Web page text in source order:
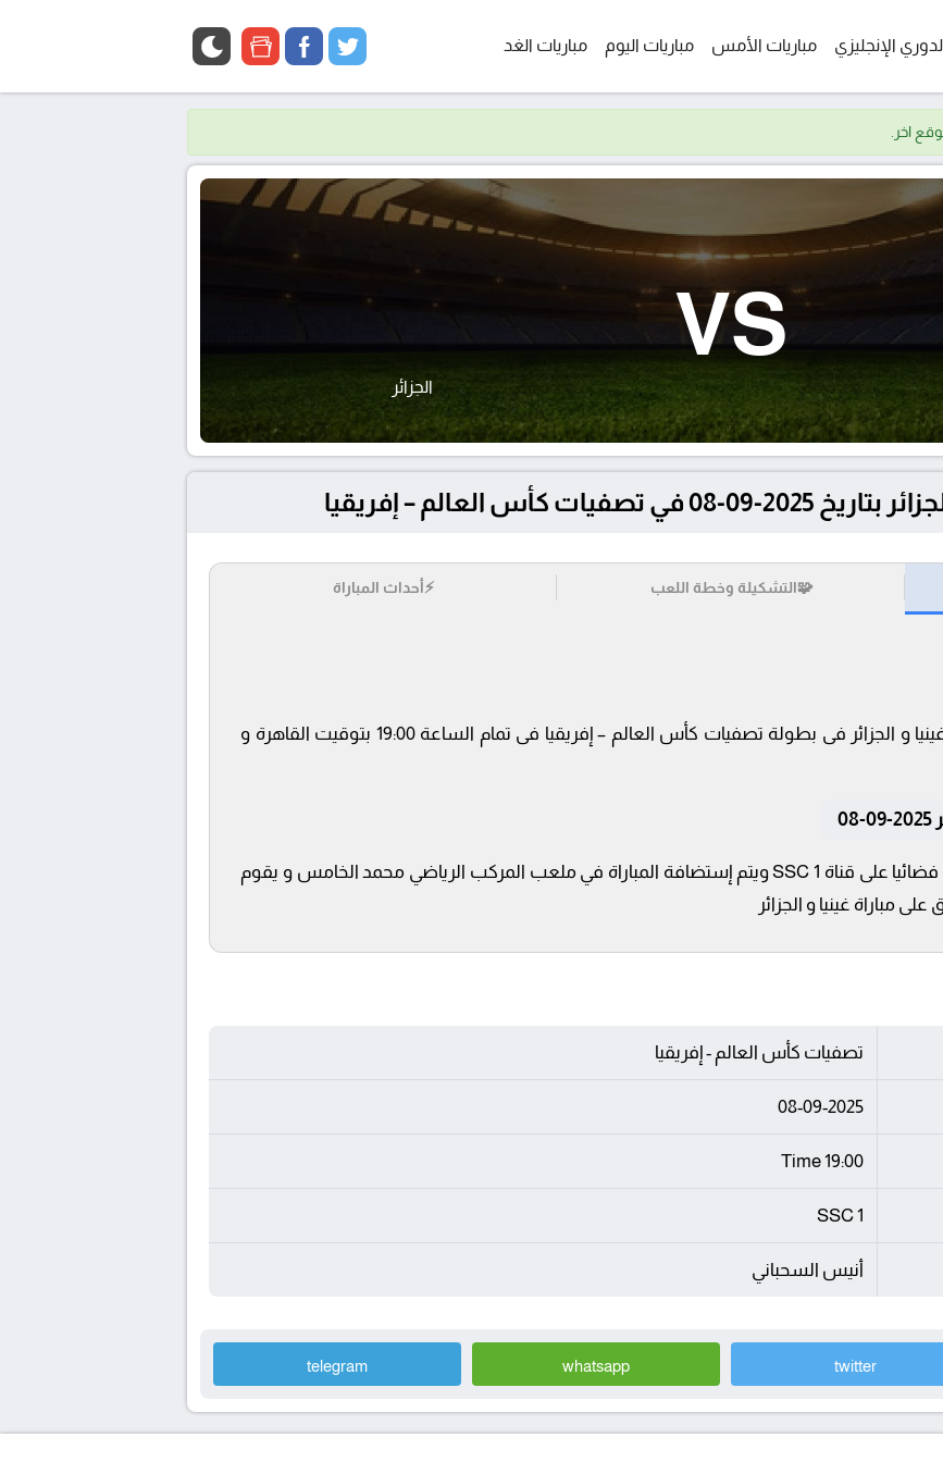
الإنجليزي مباريات الأمس مباريات اليوم مباريات الغد twitter
facebook
google
VS
الجزائر
كأس العالم – إفريقيا
🧩التشكيلة وخطة اللعب ⚡أحداث المباراة
يلتقى اليوم 2025-09-08 كلا من نادى غينيا و الجزائر فى بطولة تصفيات كأس العالم – إفريقيا فى تمام الساعة 19:00 بتوقيت القاهرة و
تنقل أحداث المباراة في الوطن العربي فضائيا على قناة SSC 1 ويتم إستضافة المباراة في ملعب المركب الرياضي محمد الخامس و يقوم
مباراة غينيا و الجزائر
تصفيات كأس العالم - إفريقيا
08-09-2025
19:00 Time
SSC 1
أنيس السحباني
twitter
whatsapp
telegram